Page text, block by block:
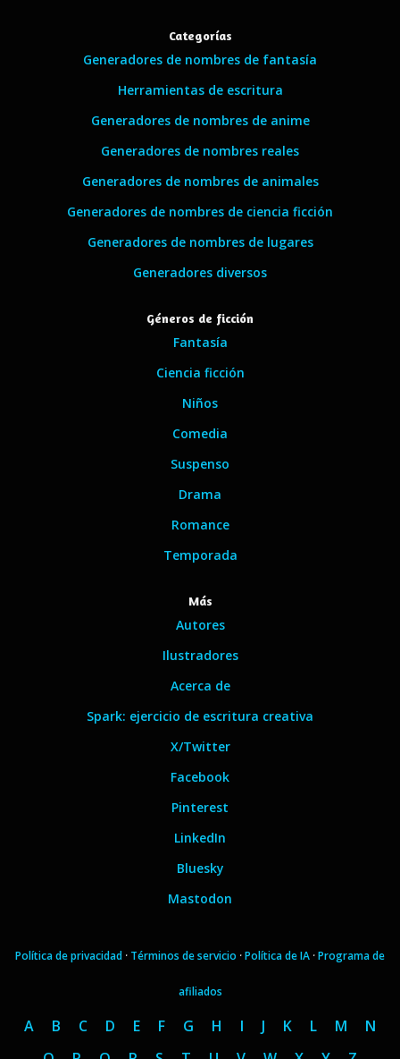
Categorías
Generadores de nombres de fantasía
Herramientas de escritura
Generadores de nombres de anime
Generadores de nombres reales
Generadores de nombres de animales
Generadores de nombres de ciencia ficción
Generadores de nombres de lugares
Generadores diversos
Géneros de ficción
Fantasía
Ciencia ficción
Niños
Comedia
Suspenso
Drama
Romance
Temporada
Más
Autores
Ilustradores
Acerca de
Spark: ejercicio de escritura creativa
X/Twitter
Facebook
Pinterest
LinkedIn
Bluesky
Mastodon
Política de privacidad · Términos de servicio ·Política de IA ·Programa de
afiliados
A B C D E F G H I J K L M
N